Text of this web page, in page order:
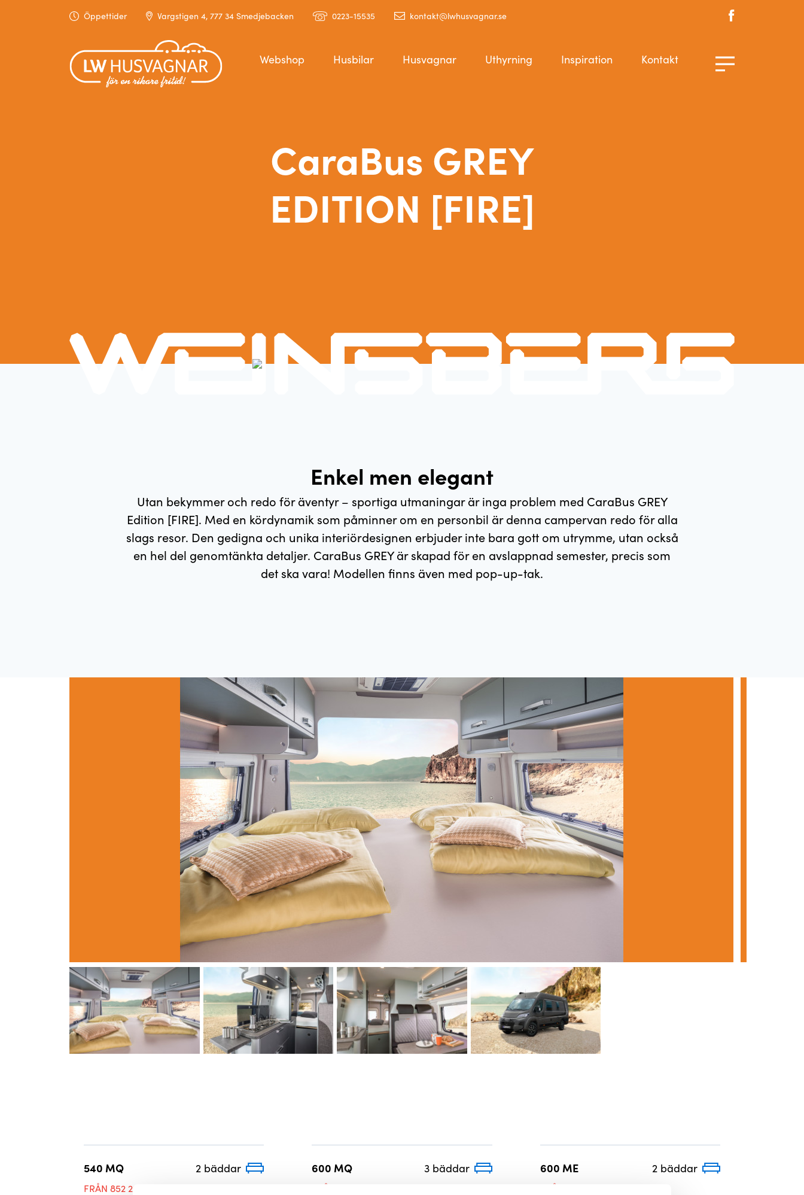
Öppettider Vargstigen 4, 777 34 Smedjebacken 0223-15535 kontakt@lwhusvagnar.se
Webshop Husbilar Husvagnar Uthyrning Inspiration Kontakt
CaraBus GREY
EDITION [FIRE]
Enkel men elegant
Utan bekymmer och redo för äventyr – sportiga utmaningar är inga problem med CaraBus GREY
Edition [FIRE]. Med en kördynamik som påminner om en personbil är denna campervan redo för alla
slags resor. Den gedigna och unika interiördesignen erbjuder inte bara gott om utrymme, utan också
en hel del genomtänkta detaljer. CaraBus GREY är skapad för en avslappnad semester, precis som
det ska vara! Modellen finns även med pop-up-tak.
540 MQ 2 bäddar
FRÅN 852 200 KR
600 MQ 3 bäddar
FRÅN 876 200 KR
600 ME 2 bäddar
FRÅN 895 200 KR